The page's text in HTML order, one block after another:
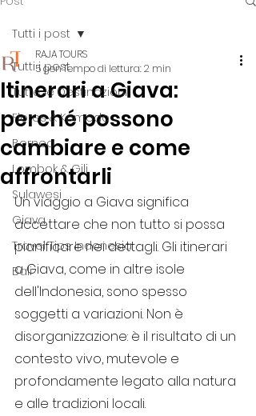
Tutti i post
Tutte le Destinazioni
Flores & Komodo
Borneo
Lombok & Gili
Sulawesi
Giava
Travel Tips Indonesia
Bali
Tutti i post
Itinerari a Giava:
perché possono
cambiare e come
affrontarli
RAJA TOURS
5 genTempo di lettura: 2 min
Un viaggio a Giava significa
accettare che non tutto si possa
pianificare nei dettagli. Gli itinerari
a Giava, come in altre isole
dell'Indonesia, sono spesso
soggetti a variazioni. Non è
disorganizzazione: è il risultato di un
contesto vivo, mutevole e
profondamente legato alla natura
e alle tradizioni locali.